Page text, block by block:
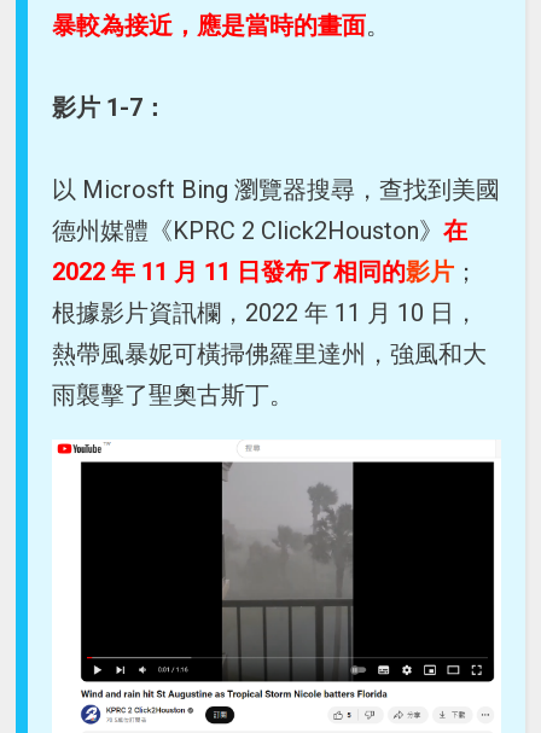
暴較為接近，應是當時的畫面。
影片 1-7：
以 Microsft Bing 瀏覽器搜尋，查找到美國
德州媒體《KPRC 2 Click2Houston》在
2022 年 11 月 11 日發布了相同的影片 ；
根據影片資訊欄，2022 年 11 月 10 日，
熱帶風暴妮可橫掃佛羅里達州，強風和大
雨襲擊了聖奧古斯丁。